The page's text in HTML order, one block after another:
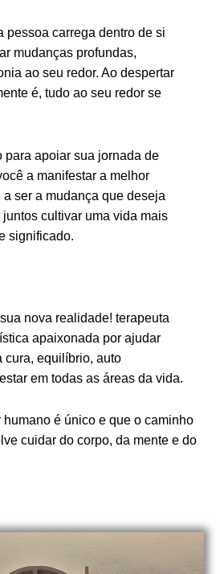
pessoa carrega dentro de si
mudanças profundas,
ao seu redor. Ao despertar
é, tudo ao seu redor se
para apoiar sua jornada de
a manifestar a melhor
ser a mudança que deseja
cultivar uma vida mais
significado.
nova realidade! terapeuta
apaixonada por ajudar
cura, equilíbrio, auto
em todas as áreas da vida.
é único e que o caminho
cuidar do corpo, da mente e do